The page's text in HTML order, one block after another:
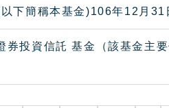
下簡稱本基金)106年12月31
投資信託 基金（該基金主